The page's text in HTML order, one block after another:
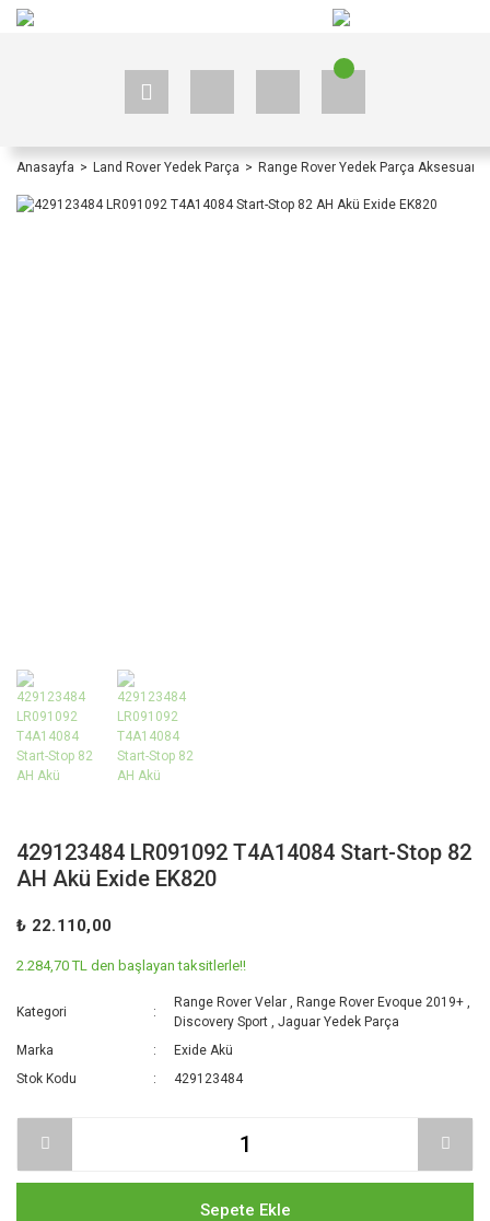
Anasayfa Land Rover Yedek Parça Range Rover Yedek Parça Aksesuar
429123484 LR091092 T4A14084 Start-Stop 82
AH Akü Exide EK820
₺ 22.110,00
2.284,70 TL den başlayan taksitlerle!!
Kategori
Range Rover Velar ,Range Rover Evoque 2019+
Discovery Sport
,Jaguar Yedek Parça
Marka
Exide Akü
Stok Kodu
429123484
Sepete Ekle